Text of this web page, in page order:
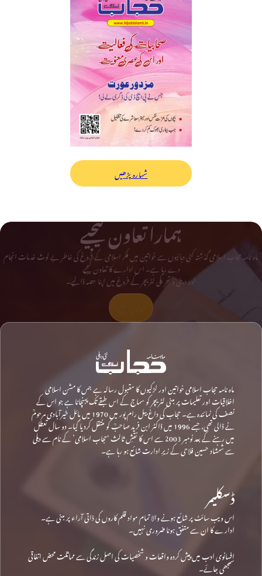
شمارہ پڑھیں
ہمارا تعاون کیجیے
ماہ نامہ حجاب اسلامی گذشتہ کئی دہائیوں سے خواتین میں فکر اسلامی کے فروغ کی خاطر بے لوث خدمات انجام
دے رہا ہے۔ اس ادارے کا تعاون کیجیے
اور دینی و تحریکی لٹریچر کے فروغ میں اپنا حصہ ڈالیے۔
ماہ نامہ حجاب اسلامی خواتین اور لڑکیوں کا مقبول رسالہ ہے جس کا مشن اسلامی
اخلاقیات اور تعلیمات پر مبنی لٹریچر کو سماج کے اس طبقے تک پہنچانا ہے جو اس کے
نصف کی نمائندہ ہے۔ حجاب کی داغ بیل رام پور میں 1970 میں مائل خیرآبادی مرحومؒ
نے ڈالی تھی، جسے 1996 میں ڈاکٹر ابن فرید صاحبؒ کو منتقل کردیا گیا۔ دو سال تعطل
میں رہنے کے بعد نومبر 2003 سے اس کا نقشِ ثالث ‘حجاب اسلامی’ کے نام سے دہلی
سے شمشاد حسین فلاحی کے زیرِ ادارت شائع ہو رہا ہے۔
ڈسکلیمر
اس ویب سائٹ پر شائع ہونے والا تمام مواد قلم کاروں کی ذاتی آراء پر مبنی ہے۔
ادارے کا ان سے متفق ہونا ضروری نہیں۔
افسانوی ادب میں پیش کردہ واقعات و شخصیات کی اصل زندگی سے مماثلت محض اتفاقی
سمجھی جائے۔